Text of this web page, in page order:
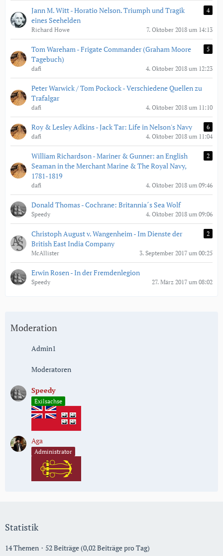
Jann M. Witt - Horatio Nelson. Triumph und Tragik
eines Seehelden
4
Richard Howe 7. Oktober 2018 um 14:13
Tom Wareham - Frigate Commander (Graham Moore
Tagebuch)
5
dafi 4. Oktober 2018 um 12:23
Peter Warwick / Tom Pockock - Verschiedene Quellen zu
Trafalgar
dafi 4. Oktober 2018 um 11:10
Roy & Lesley Adkins - Jack Tar: Life in Nelson's Navy
6
dafi
4. Oktober 2018 um 11:04
William Richardson - Mariner & Gunner: an English
Seaman in the Merchant Marine & The Royal Navy,
1781-1819
2
dafi 4. Oktober 2018 um 09:46
Donald Thomas - Cochrane: Britannia´s Sea Wolf
Speedy 4. Oktober 2018 um 09:06
Christoph August v. Wangenheim - Im Dienste der
British East India Company
2
McAllister 3. September 2017 um 00:25
Erwin Rosen - In der Fremdenlegion
Speedy 27. März 2017 um 08:02
Moderation
Admin1
Moderatoren
Speedy
Exilsachse
Aga
Administrator
Statistik
14 Themen 52 Beiträge (0,02 Beiträge pro Tag)